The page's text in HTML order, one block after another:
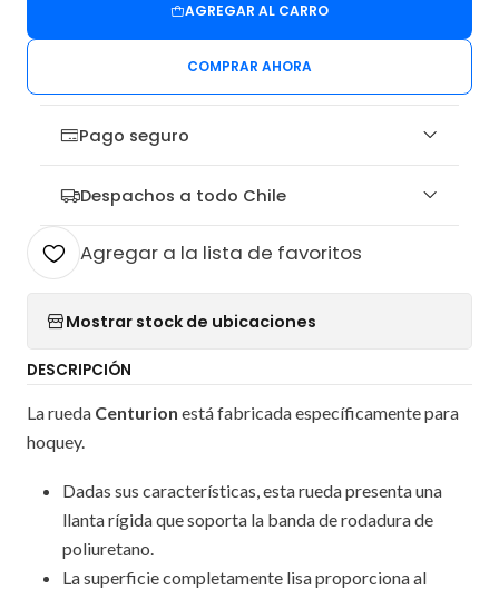
AGREGAR AL CARRO
COMPRAR AHORA
Pago seguro
Despachos a todo Chile
Agregar a la lista de favoritos
Mostrar stock de ubicaciones
DESCRIPCIÓN
La rueda Centurion está fabricada específicamente para
hoquey.
Dadas sus características, esta rueda presenta una
llanta rígida que soporta la banda de rodadura de
poliuretano.
La superficie completamente lisa proporciona al